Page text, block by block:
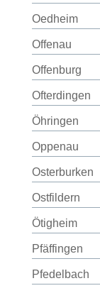
Oedheim
Offenau
Offenburg
Ofterdingen
Öhringen
Oppenau
Osterburken
Ostfildern
Ötigheim
Pfäffingen
Pfedelbach